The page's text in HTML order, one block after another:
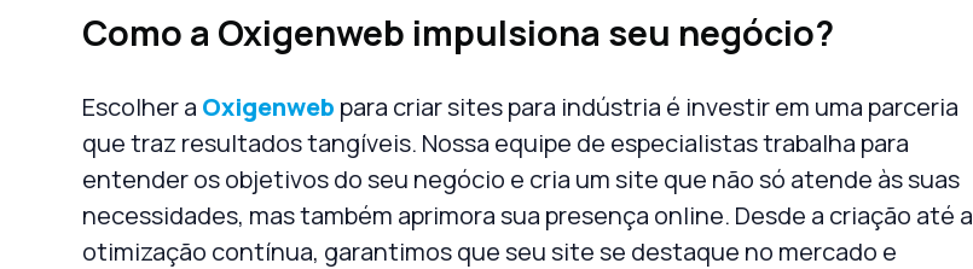
Como a Oxigenweb impulsiona seu negócio?
Escolher a Oxigenweb para criarsites para indústria é investir em uma parceria
que traz resultados tangíveis. Nossa equipe de especialistas trabalha para
entender os objetivos do seu negócio e cria um site que não só atende às suas
necessidades, mas também aprimora sua presença online. Desde a criação até a
otimização contínua, garantimos que seu site se destaque no mercado e